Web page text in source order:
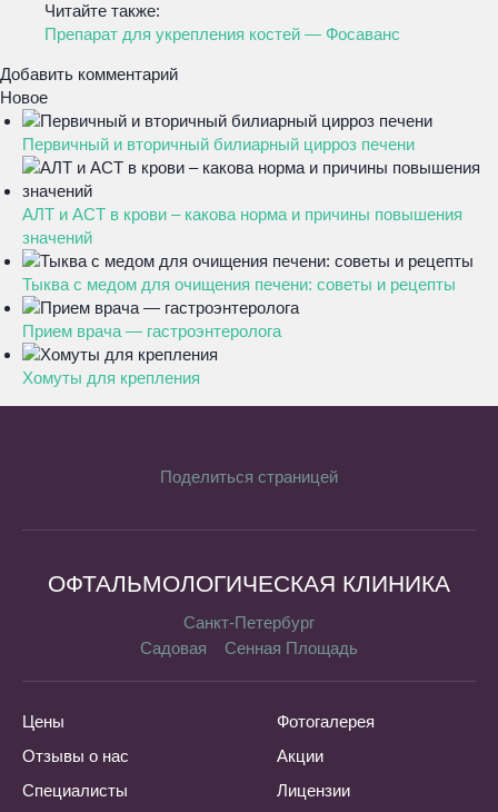
Читайте также:
Препарат для укрепления костей — Фосаванс
Добавить комментарий
Новое
Первичный и вторичный билиарный цирроз печени
АЛТ и АСТ в крови – какова норма и причины повышения
значений
Тыква с медом для очищения печени: советы и рецепты
Прием врача — гастроэнтеролога
Хомуты для крепления
Поделиться страницей
ОФТАЛЬМОЛОГИЧЕСКАЯ КЛИНИКА
Санкт-Петербург
Садовая
Сенная Площадь
Цены
Отзывы о нас
Специалисты
Фотогалерея
Акции
Лицензии